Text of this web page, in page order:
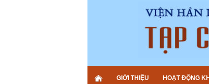
GIỚI THIỆU HOẠT ĐỘNG